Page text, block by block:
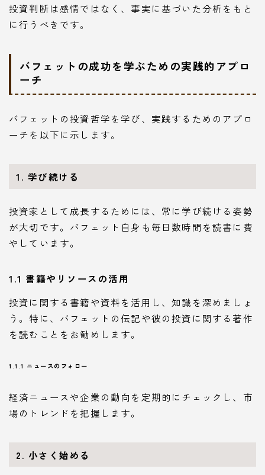
投資判断は感情ではなく、事実に基づいた分析をもと
に行うべきです。
バフェットの成功を学ぶための実践的アプロ
ーチ
バフェットの投資哲学を学び、実践するためのアプロ
ーチを以下に示します。
1. 学び続ける
投資家として成長するためには、常に学び続ける姿勢
が大切です。バフェット自身も毎日数時間を読書に費
やしています。
1.1 書籍やリソースの活用
投資に関する書籍や資料を活用し、知識を深めましょ
う。特に、バフェットの伝記や彼の投資に関する著作
を読むことをお勧めします。
1.1.1 ニュースのフォロー
経済ニュースや企業の動向を定期的にチェックし、市
場のトレンドを把握します。
2. 小さく始める